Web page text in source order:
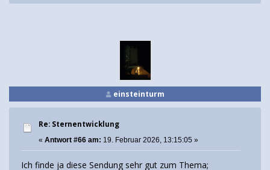
einsteinturm
Re: Sternentwicklung
« Antwort #66 am: 19. Februar 2026, 13:15:05 »
Ich finde ja diese Sendung sehr gut zum Thema;